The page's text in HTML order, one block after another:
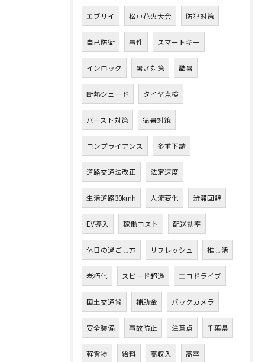
エブリイ 松戸花火大会 防犯対策
自己防衛 事件 スマートキー
インロック 暑さ対策 酷暑
断熱シェード タイヤ点検
バースト対策 猛暑対策
コンプライアンス 多重下請
道路交通法改正 法定速度
生活道路30kmh 人流変化 渋滞回避
EV導入 稼働コスト 配送効率
休日の過ごし方 リフレッシュ 推し活
老朽化 スピード超過 エコドライブ
国土交通省 補助金 バックカメラ
安全装備 事故防止 注意点 千葉県
軽貨物 給料 高収入 高卒